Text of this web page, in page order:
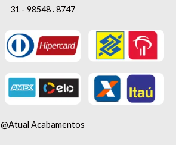
31 - 98548 . 8747
@Atual Acabamentos